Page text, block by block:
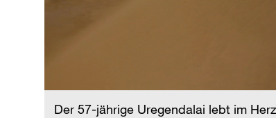
Der 57-jährige Uregendalai lebt im